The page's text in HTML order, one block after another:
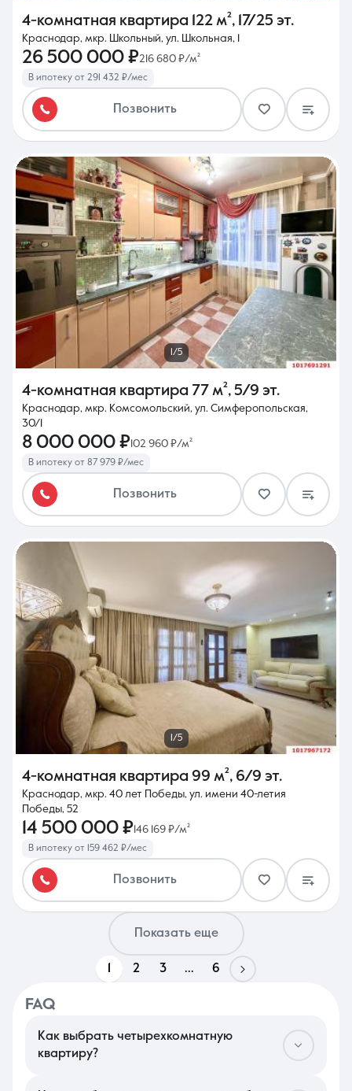
4-комнатная квартира 122 м², 17/25 эт.
Краснодар, мкр. Школьный, ул. Школьная, 1
26 500 000 ₽216 680 ₽/м²
В ипотеку от 291 432 ₽/мес
Позвонить
1/5
4-комнатная квартира 77 м², 5/9 эт.
Краснодар, мкр. Комсомольский, ул. Симферопольская,
30/1
8 000 000 ₽ 102 960 ₽/м²
В ипотеку от 87 979 ₽/мес
Позвонить
1/5
4-комнатная квартира 99 м², 6/9 эт.
Краснодар, мкр. 40 лет Победы, ул. имени 40-летия
Победы, 52
14 500 000 ₽146 169 ₽/м²
В ипотеку от 159 462 ₽/мес
Позвонить
Показать еще
2 3 ... 6
FAQ
Как выбрать четырехкомнатную
квартиру?